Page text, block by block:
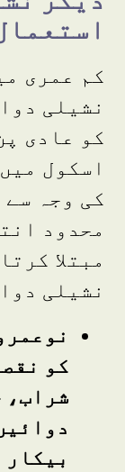
کم عمری
نشیلی
کو عادی
اسکول
کی وجہ
محدود
مبتلا
نشیلی
کو
شراب،